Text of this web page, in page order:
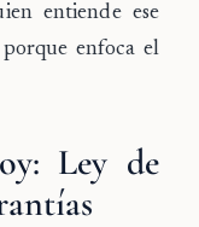
entiende ese
enfoca el
Ley de